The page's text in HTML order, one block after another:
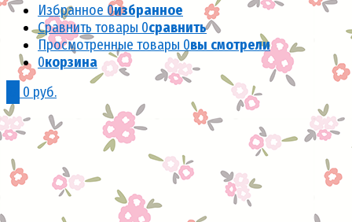
Избранное 0избранное
Сравнить товары 0сравнить
Просмотренные товары 0вы смотрели
0корзина
0 руб.